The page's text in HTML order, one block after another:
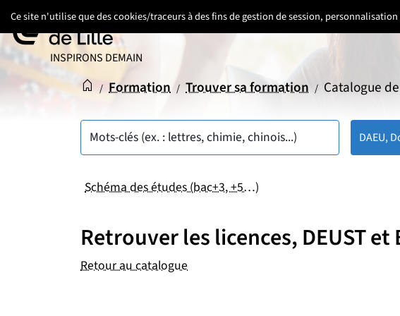
Ce site n'utilise que des cookies/traceurs à des fins de gestion de session,
Aller
contenu
Aller
au
menu
principal
Aller
pied
de
page
UNIVERSITÉ DE LILLE
INSPIRONS DEMAIN
Accueil
Accueil
/ Formation / Trouver sa formation / Catalogue
Mots-clés (ex. : lettres, chimie, chinois...) DAEU,
Schéma des études (bac+3, +5…)
Retrouver les licences, DEUST
Retour au catalogue